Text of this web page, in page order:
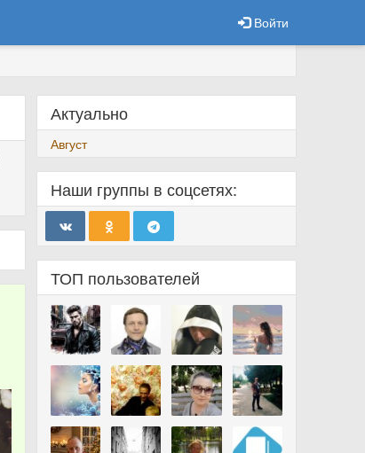
Войти
Актуально
Август
Наши группы в соцсетях:
ТОП пользователей